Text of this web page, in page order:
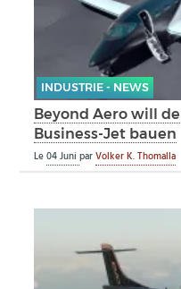
INDUSTRIE - NEWS
Beyond Aero will
Business-Jet bauen
Le04 JuniparVolker K. Thomalla